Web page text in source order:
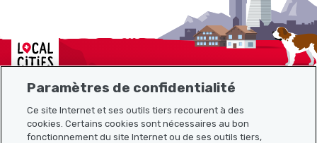
Localcities
Plan du site
Paramètres de confidentialité
Ce site Internet et ses outils tiers recourent à des
cookies. Certains cookies sont nécessaires au bon
fonctionnement du site Internet ou de ses outils tiers,